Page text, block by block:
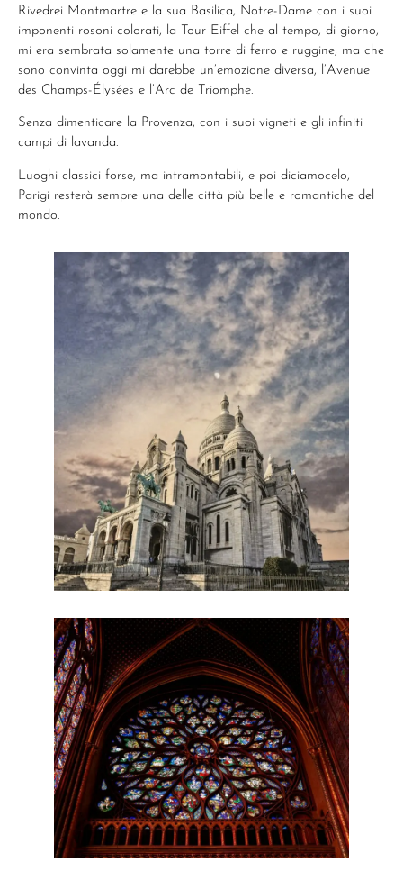
Rivedrei Montmartre e la sua Basilica, Notre-Dame con i suoi
imponenti rosoni colorati, la Tour Eiffel che al tempo, di giorno,
mi era sembrata solamente una torre di ferro e ruggine, ma che
sono convinta oggi mi darebbe un’emozione diversa, l’Avenue
des Champs-Élysées e l’Arc de Triomphe.
Senza dimenticare la Provenza, con i suoi vigneti e gli infiniti
campi di lavanda.
Luoghi classici forse, ma intramontabili, e poi diciamocelo,
Parigi resterà sempre una delle città più belle e romantiche del
mondo.